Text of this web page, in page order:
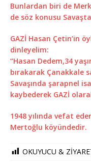
Bunlardan biri de
de söz konusu
GAZİ Hasan Çetin’in
dinleyelim:
“Hasan Dedem,34
bırakarak Çanakkale
Savaşında şarapnel
kaybederek GAZİ
1948 yılında vefat
Mertoğlu köyündedir.
OKUYUCU &